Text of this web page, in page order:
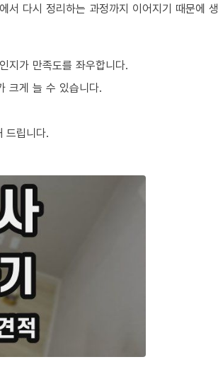
서 다시 정리하는 과정까지 이어지기 때문에 생
지가 만족도를 좌우합니다.
크게 늘 수 있습니다.
드립니다.